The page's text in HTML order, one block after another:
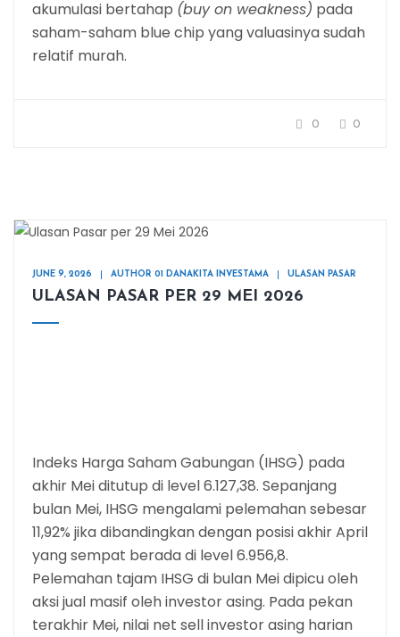
akumulasi bertahap (buy on weakness) pada
saham-saham blue chip yang valuasinya sudah
relatif murah.
0 0
JUNE 9, 2026 AUTHOR 01 DANAKITA INVESTAMA ULASAN PASAR
ULASAN PASAR PER 29 MEI 2026
Indeks Harga Saham Gabungan (IHSG) pada
akhir Mei ditutup di level 6.127,38. Sepanjang
bulan Mei, IHSG mengalami pelemahan sebesar
11,92% jika dibandingkan dengan posisi akhir April
yang sempat berada di level 6.956,8.
Pelemahan tajam IHSG di bulan Mei dipicu oleh
aksi jual masif oleh investor asing. Pada pekan
terakhir Mei, nilai net sell investor asing harian